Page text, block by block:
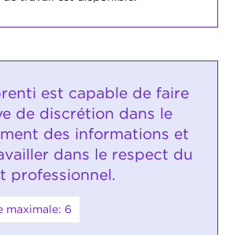
est capable de faire
de discrétion dans le
des informations et
dans le respect du
professionnel.
maximale: 6